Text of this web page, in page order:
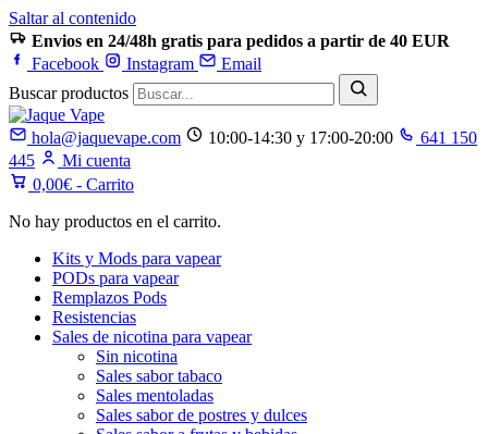
Saltar al contenido
Envios en 24/48h gratis para pedidos a partir de 40 EUR
Facebook
Instagram
Email
Buscar productos
hola@jaquevape.com 10:00-14:30 y 17:00-20:00
641 150
445
Mi cuenta
0,00€ - Carrito
No hay productos en el carrito.
Kits y Mods para vapear
PODs para vapear
Remplazos Pods
Resistencias
Sales de nicotina para vapear
Sin nicotina
Sales sabor tabaco
Sales mentoladas
Sales sabor de postres y dulces